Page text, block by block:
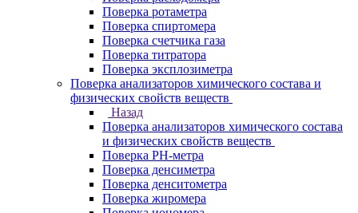
Поверка ротаметра
Поверка спиртомера
Поверка счетчика газа
Поверка титратора
Поверка эксплозиметра
Поверка анализаторов химического состава и
физических свойств веществ
Назад
Поверка анализаторов химического состава
и физических свойств веществ
Поверка PH-метра
Поверка денсиметра
Поверка денситометра
Поверка жиромера